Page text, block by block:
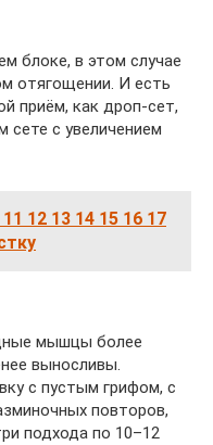
блоке, в этом случае
отягощении. И есть
приём, как дроп-сет,
сете с увеличением
12 13 14 15 16 17
мышцы более
выносливы.
с пустым грифом, с
повторов,
подхода по 10–12